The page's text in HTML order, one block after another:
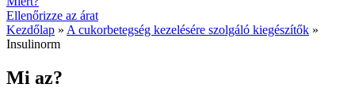
Ellenőrizze az árat
Kezdőlap » A cukorbetegség kezelésére szolgáló kiegészítők »
Insulinorm
Mi az?